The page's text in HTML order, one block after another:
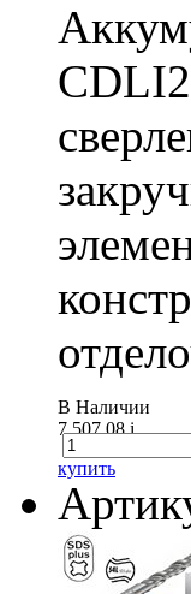
В Наличии
7 507.08i
купить